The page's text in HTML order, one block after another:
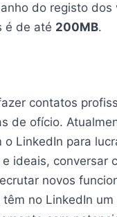
do registo dos
é de até 200MB.
contatos
de ofício.
o LinkedIn para
ideais, conversar
novos
no LinkedIn